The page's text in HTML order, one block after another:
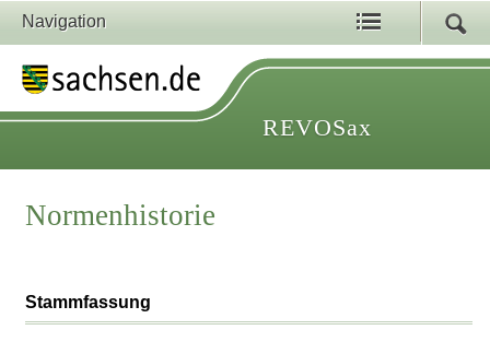
Navigation
REVOSax
Normenhistorie
Stammfassung